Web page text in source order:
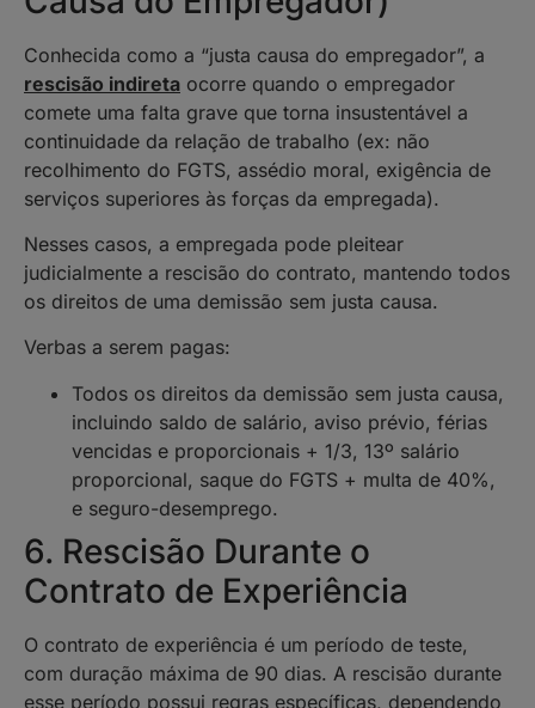
Conhecida como a “justa causa do empregador”, a
rescisão indireta ocorre quando o empregador
comete uma falta grave que torna insustentável a
continuidade da relação de trabalho (ex: não
recolhimento do FGTS, assédio moral, exigência de
serviços superiores às forças da empregada).
Nesses casos, a empregada pode pleitear
judicialmente a rescisão do contrato, mantendo todos
os direitos de uma demissão sem justa causa.
Verbas a serem pagas:
Todos os direitos da demissão sem justa causa,
incluindo saldo de salário, aviso prévio, férias
vencidas e proporcionais + 1/3, 13º salário
proporcional, saque do FGTS + multa de 40%,
e seguro-desemprego.
6. Rescisão Durante o
Contrato de Experiência
O contrato de experiência é um período de teste,
com duração máxima de 90 dias. A rescisão durante
esse período possui regras específicas, dependendo